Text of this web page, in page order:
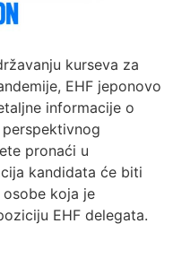
kurseva za
EHF jeponovo
informacije o
pronaći u
kandidata će biti
koja je
EHF delegata.